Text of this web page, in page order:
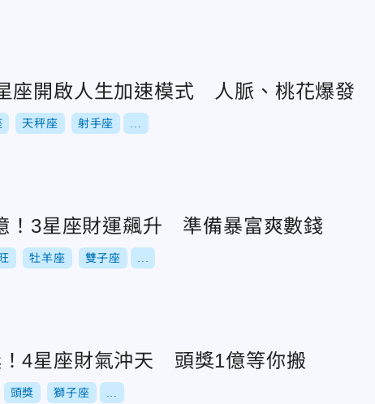
座開啟人生加速模式 人脈、桃花爆發
天秤座 射手座
！3星座財運飆升 準備暴富爽數錢
牡羊座 雙子座
4星座財氣沖天 頭獎1億等你搬
頭獎 獅子座